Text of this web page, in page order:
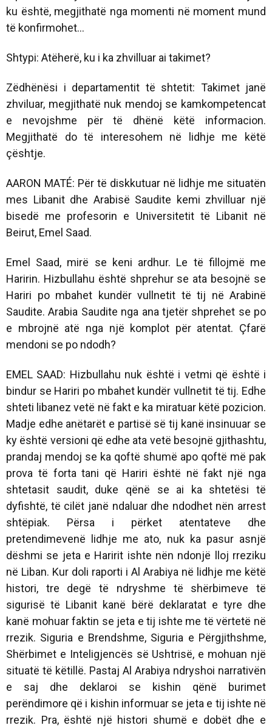
ku është, megjithatë nga momenti në moment mund
të konfirmohet...
Shtypi: Atëherë, ku i ka zhvilluar ai takimet?
Zëdhënësi i departamentit të shtetit: Takimet janë
zhviluar, megjithatë nuk mendoj se kamkompetencat
e nevojshme për të dhënë këtë informacion.
Megjithatë do të interesohem në lidhje me këtë
çështje.
AARON MATÉ: Për të diskkutuar në lidhje me situatën
mes Libanit dhe Arabisë Saudite kemi zhvilluar një
bisedë me profesorin e Universitetit të Libanit në
Beirut, Emel Saad.
Emel Saad, mirë se keni ardhur. Le të fillojmë me
Haririn. Hizbullahu është shprehur se ata besojnë se
Hariri po mbahet kundër vullnetit të tij në Arabinë
Saudite. Arabia Saudite nga ana tjetër shprehet se po
e mbrojnë atë nga një komplot për atentat. Çfarë
mendoni se po ndodh?
EMEL SAAD: Hizbullahu nuk është i vetmi që është i
bindur se Hariri po mbahet kundër vullnetit të tij. Edhe
shteti libanez vetë në fakt e ka miratuar këtë pozicion.
Madje edhe anëtarët e partisë së tij kanë insinuuar se
ky është versioni që edhe ata vetë besojnë gjithashtu,
prandaj mendoj se ka qoftë shumë apo qoftë më pak
prova të forta tani që Hariri është në fakt një nga
shtetasit saudit, duke qënë se ai ka shtetësi të
dyfishtë, të cilët janë ndaluar dhe ndodhet nën arrest
shtëpiak. Përsa i përket atentateve dhe
pretendimevenë lidhje me ato, nuk ka pasur asnjë
dëshmi se jeta e Haririt ishte nën ndonjë lloj rreziku
në Liban. Kur doli raporti i Al Arabiya në lidhje me këtë
histori, tre degë të ndryshme të shërbimeve të
sigurisë të Libanit kanë bërë deklaratat e tyre dhe
kanë mohuar faktin se jeta e tij ishte me të vërtetë në
rrezik. Siguria e Brendshme, Siguria e Përgjithshme,
Shërbimet e Inteligjencës së Ushtrisë, e mohuan një
situatë të këtillë. Pastaj Al Arabiya ndryshoi narrativën
e saj dhe deklaroi se kishin qënë burimet
perëndimore që i kishin informuar se jeta e tij ishte në
rrezik. Pra, është një histori shumë e dobët dhe e